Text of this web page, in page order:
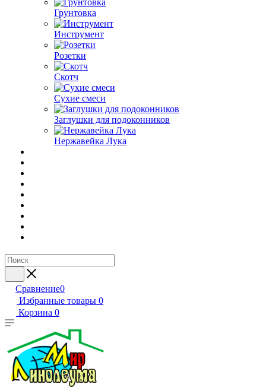
Грунтовка
Инструмент
Розетки
Скотч
Сухие смеси
Заглушки для подоконников
Нержавейка Лука
Сравнение0
Избранные товары 0
Корзина 0